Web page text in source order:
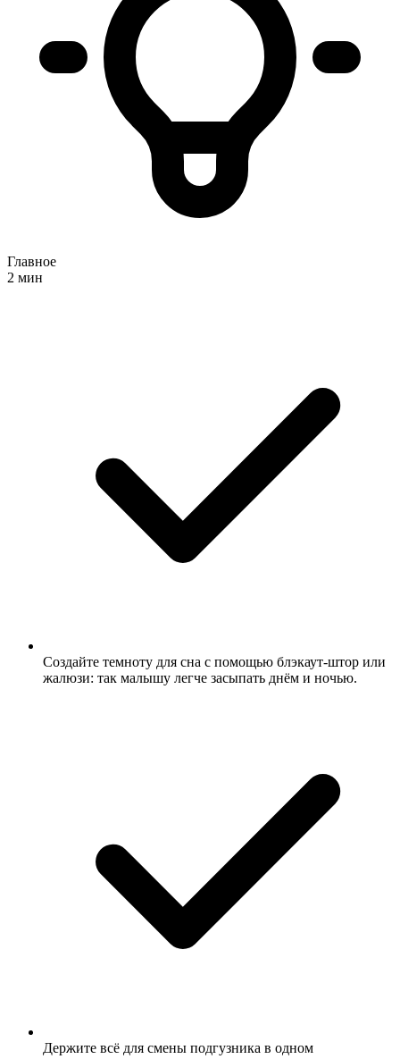
Главное
2 мин
Создайте темноту для сна с помощью блэкаут-штор или
жалюзи: так малышу легче засыпать днём и ночью.
Держите всё для смены подгузника в одном